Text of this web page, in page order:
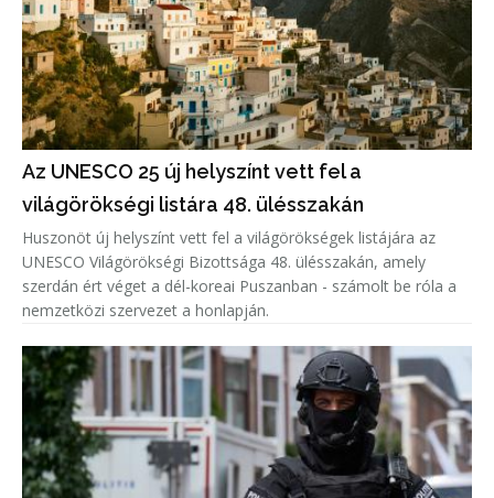
Az UNESCO 25 új helyszínt vett fel a
világörökségi listára 48. ülésszakán
Huszonöt új helyszínt vett fel a világörökségek listájára az
UNESCO Világörökségi Bizottsága 48. ülésszakán, amely
szerdán ért véget a dél-koreai Puszanban - számolt be róla a
nemzetközi szervezet a honlapján.